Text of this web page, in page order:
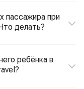
пассажира при
делать?
ребёнка в